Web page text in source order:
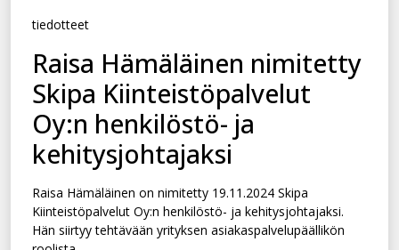
tiedotteet
Raisa Hämäläinen nimitetty
Skipa Kiinteistöpalvelut
Oy:n henkilöstö- ja
kehitysjohtajaksi
Raisa Hämäläinen on nimitetty 19.11.2024 Skipa
Kiinteistöpalvelut Oy:n henkilöstö- ja kehitysjohtajaksi.
Hän siirtyy tehtävään yrityksen asiakaspalvelupäällikön